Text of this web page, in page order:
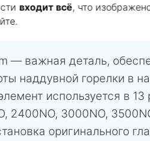
входит всё, что
— важная деталь,
наддувной горелки в
используется в 13
2400NO, 3000NO,
оригинального